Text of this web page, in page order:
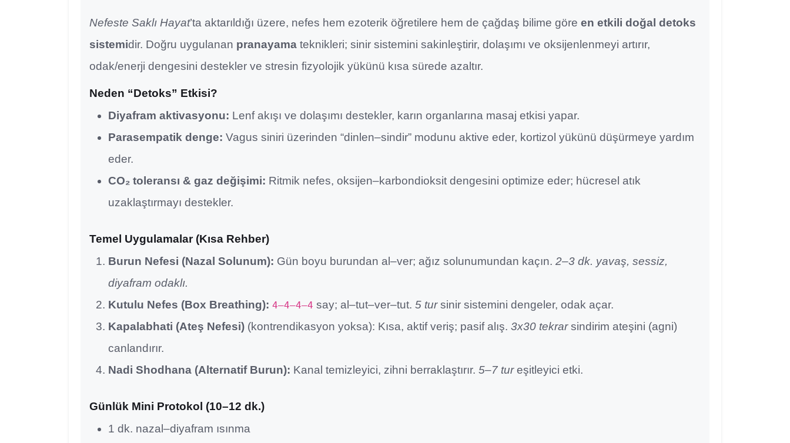
Nefeste Saklı Hayat’ta aktarıldığı üzere, nefes hem ezoterik öğretilere hem de çağdaş bilime göre en etkili doğal detoks
sistemidir. Doğru uygulanan pranayama teknikleri; sinir sistemini sakinleştirir, dolaşımı ve oksijenlenmeyi artırır,
odak/enerji dengesini destekler ve stresin fizyolojik yükünü kısa sürede azaltır.
Neden “Detoks” Etkisi?
Diyafram aktivasyonu: Lenf akışı ve dolaşımı destekler, karın organlarına masaj etkisi yapar.
Parasempatik denge: Vagus siniri üzerinden “dinlen–sindir” modunu aktive eder, kortizol yükünü düşürmeye yardım
eder.
CO₂ toleransı & gaz değişimi: Ritmik nefes, oksijen–karbondioksit dengesini optimize eder; hücresel atık
uzaklaştırmayı destekler.
Temel Uygulamalar (Kısa Rehber)
Burun Nefesi (Nazal Solunum): Gün boyu burundan al–ver; ağız solunumundan kaçın. 2–3 dk. yavaş, sessiz,
diyafram odaklı.
Kutulu Nefes (Box Breathing): 4–4–4–4 say; al–tut–ver–tut. 5 tursinir sistemini dengeler, odak açar.
Kapalabhati (Ateş Nefesi) (kontrendikasyon yoksa): Kısa, aktif veriş; pasif alış. 3x30 tekrarsindirim ateşini (agni)
canlandırır.
Nadi Shodhana (Alternatif Burun): Kanal temizleyici, zihni berraklaştırır. 5–7 tureşitleyici etki.
Günlük Mini Protokol (10–12 dk.)
1 dk. nazal–diyafram ısınma